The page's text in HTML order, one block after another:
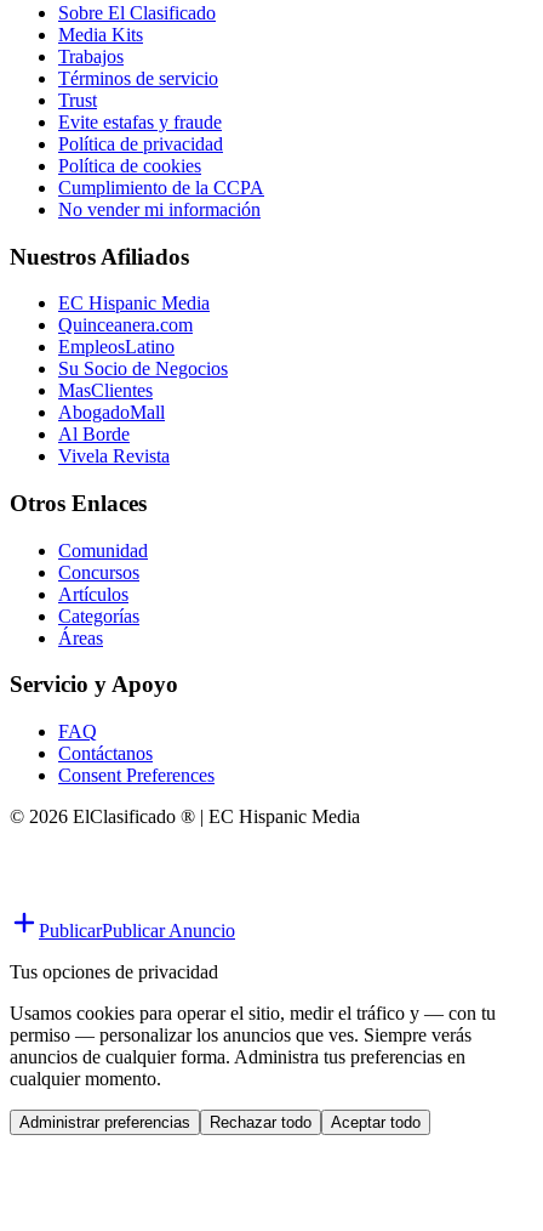
Sobre El Clasificado
Media Kits
Trabajos
Términos de servicio
Trust
Evite estafas y fraude
Política de privacidad
Política de cookies
Cumplimiento de la CCPA
No vender mi información
Nuestros Afiliados
EC Hispanic Media
Quinceanera.com
EmpleosLatino
Su Socio de Negocios
MasClientes
AbogadoMall
Al Borde
Vivela Revista
Otros Enlaces
Comunidad
Concursos
Artículos
Categorías
Áreas
Servicio y Apoyo
FAQ
Contáctanos
Consent Preferences
© 2026 ElClasificado ® | EC Hispanic Media
PublicarPublicar Anuncio
Tus opciones de privacidad
Usamos cookies para operar el sitio, medir el tráfico y — con tu
permiso — personalizar los anuncios que ves. Siempre verás
anuncios de cualquier forma. Administra tus preferencias en
cualquier momento.
Administrar preferencias Rechazar todo Aceptar todo